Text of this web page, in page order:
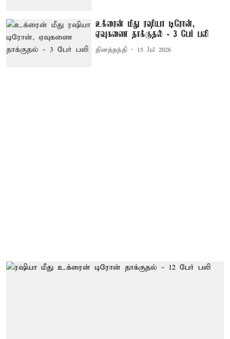
உக்ரைன் மீது ரஷியா டிரோன்,
ஏவுகணை தாக்குதல் - 3 பேர் பலி
தினத்தந்தி 15 Jul 2026